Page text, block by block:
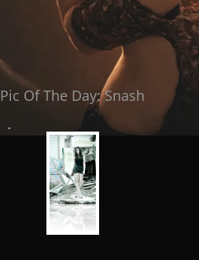
Pic Of The Day: Snash